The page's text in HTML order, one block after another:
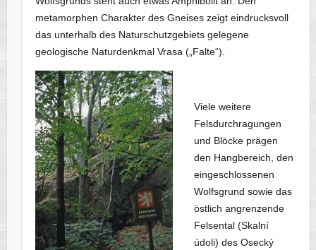
metamorphen Charakter des Gneises zeigt eindrucksvoll
das unterhalb des Naturschutzgebiets gelegene
geologische Naturdenkmal Vrasa („Falte“).
Viele weitere
Felsdurchragungen
und Blöcke prägen
den Hangbereich, den
eingeschlossenen
Wolfsgrund sowie das
östlich angrenzende
Felsental (Skalní
údoli) des Osecký